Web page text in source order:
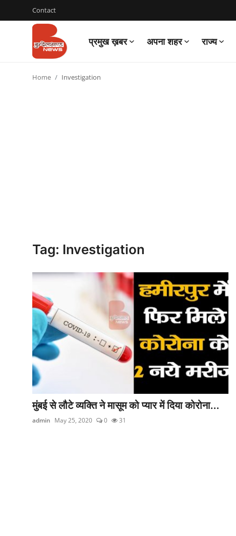
Contact
प्रमुख ख़बर अपना शहर राज्य
Login
Home Investigation
Tag: Investigation
मुंबई से लौटे व्यक्ति ने मासूम को प्यार में दिया कोरोना...
admin May 25, 2020 0 31